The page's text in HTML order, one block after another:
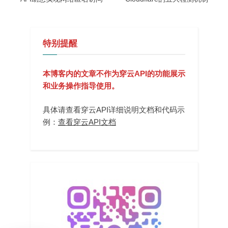
特别提醒
本博客内的文章不作为穿云API的功能展示
和业务操作指导使用。
具体请查看穿云API详细说明文档和代码示
例： 查看穿云API文档